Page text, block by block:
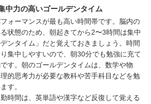
中力の高いゴールデンタイム
ォーマンスが最も高い時間帯です。脳内の
状態のため、朝起きてから2〜3時間は集中
ンタイム」だと覚えておきましょう。時間
集中しやすいので、朝30分でも勉強に充て
す。朝のゴールデンタイムは、数学や物
的思考力が必要な教科や苦手科目などを勉
す。
時間は、英単語や漢字など反復して覚える